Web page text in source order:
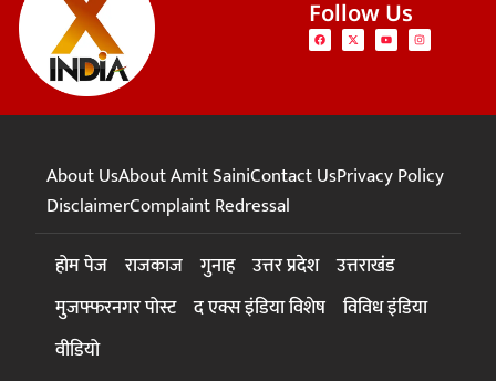
Follow Us
About UsAbout Amit SainiContact UsPrivacy Policy
DisclaimerComplaint Redressal
होम पेज राजकाज गुनाह उत्तर प्रदेश उत्तराखंड
मुजफ्फरनगर पोस्ट द एक्स इंडिया विशेष विविध इंडिया
वीडियो